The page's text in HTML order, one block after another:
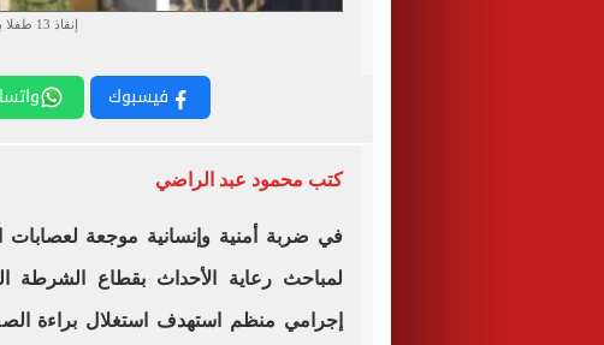
إنقاذ 13 طفلا بالقاهرة
فيسبوك
كتب محمود عبد الراضي
في ضربة أمنية وإنسانية موجعة لعصابات
لمباحث رعاية الأحداث بقطاع
إجرامي منظم استهدف استغلال براءة